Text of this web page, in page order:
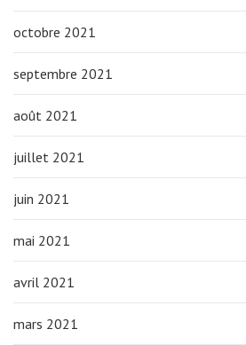
octobre 2021
septembre 2021
août 2021
juillet 2021
juin 2021
mai 2021
avril 2021
mars 2021